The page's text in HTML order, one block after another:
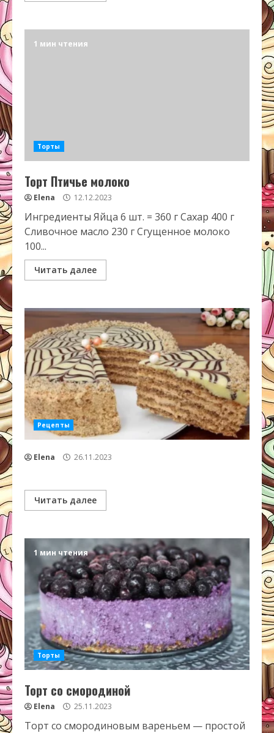
1 мин чтения
Торты
Торт Птичье молоко
Elena 12.12.2023
Ингредиенты Яйца 6 шт. = 360 г Сахар 400 г
Сливочное масло 230 г Сгущенное молоко
100...
Читать далее
Рецепты
Elena 26.11.2023
Читать далее
1 мин чтения
Торты
Торт со смородиной
Elena 25.11.2023
Торт со смородиновым вареньем — простой